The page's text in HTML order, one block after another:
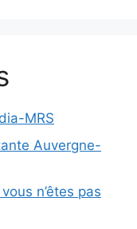
MRS
Auvergne-
n’êtes pas